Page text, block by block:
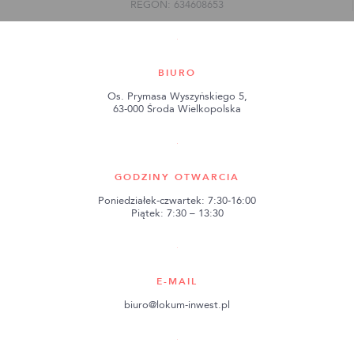
REGON: 634608653
BIURO
Os. Prymasa Wyszyńskiego 5,
63-000 Środa Wielkopolska
GODZINY OTWARCIA
Poniedziałek-czwartek: 7:30-16:00
Piątek: 7:30 – 13:30
E-MAIL
biuro@lokum-inwest.pl